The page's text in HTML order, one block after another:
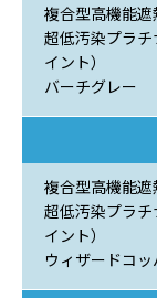
複合型高機能
超低汚染プラ
イント）
バーチグレー
複合型高機能
超低汚染プラ
イント）
ウィザードコッ